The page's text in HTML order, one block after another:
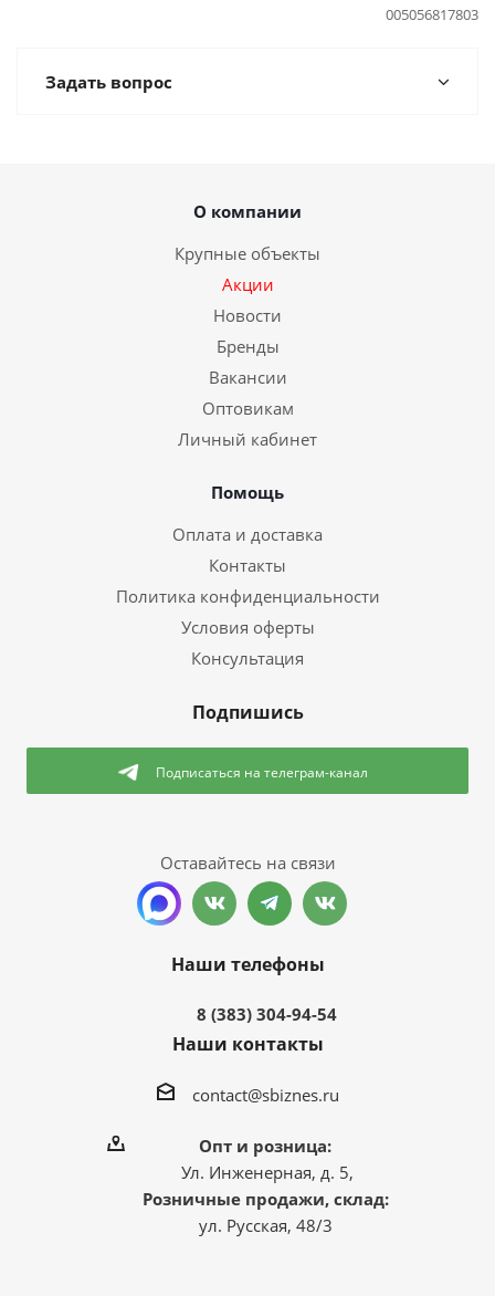
005056817803
Задать вопрос
О компании
Крупные объекты
Акции
Новости
Бренды
Вакансии
Оптовикам
Личный кабинет
Помощь
Оплата и доставка
Контакты
Политика конфиденциальности
Условия оферты
Консультация
Подпишись
Подписаться на телеграм-канал
Оставайтесь на связи
Наши телефоны
8 (383) 304-94-54
Наши контакты
contact@sbiznes.ru
Опт и розница:
Ул. Инженерная, д. 5,
Розничные продажи, склад:
ул. Русская, 48/3